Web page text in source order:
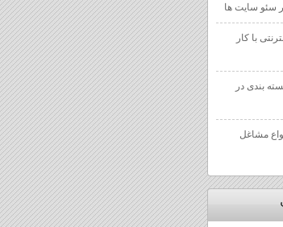
با کار
بندی در
مشاغل